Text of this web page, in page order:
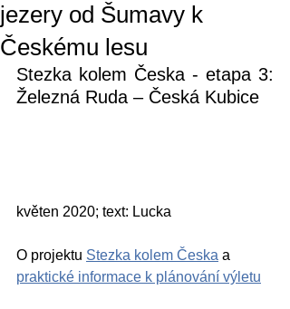
jezery od Šumavy k
Českému lesu
Železná Ruda – Česká Kubice
květen 2020; text: Lucka
O projektu Stezka kolem Česka a
praktické informace k plánování výletu